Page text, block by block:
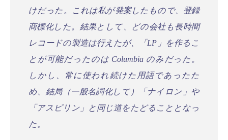
けだった。これは私が発案したもので、登録
商標化した。結果として、どの会社も長時間
レコードの製造は行えたが、「LP」を作るこ
とが可能だったのは Columbia のみだった。
しかし、常に使われ続けた用語であったた
め、結局（一般名詞化して）「ナイロン」や
「アスピリン」と同じ道をたどることとなっ
た。